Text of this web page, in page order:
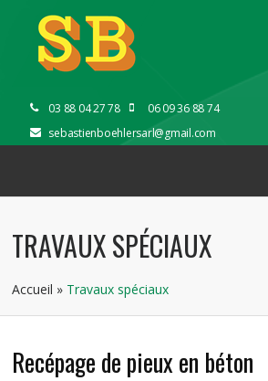
03 88 04 27 78
06 09 36 88 74
sebastienboehlersarl@gmail.com
TRAVAUX SPÉCIAUX
Accueil » Travaux spéciaux
Recépage de pieux en béton